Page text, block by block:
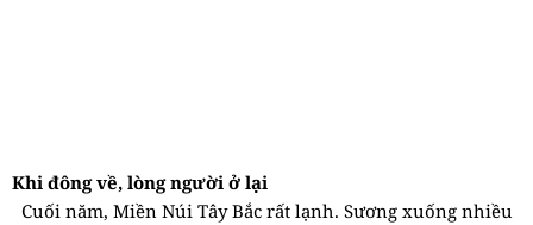
Khi đông về, lòng người ở lại
Cuối năm, Miền Núi Tây Bắc rất lạnh. Sương xuống nhiều